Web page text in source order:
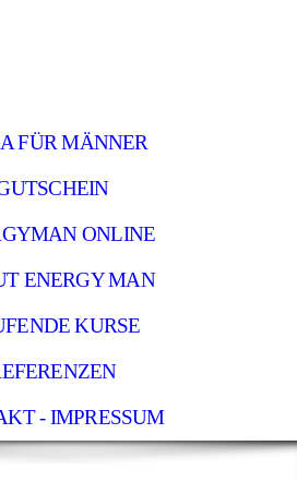
FÜR MÄNNER
ONLINE
ENERGY MAN
KURSE
- IMPRESSUM